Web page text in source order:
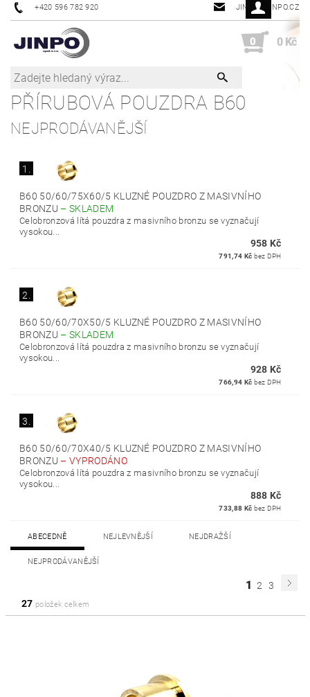
+420 596 782 920 JINPO@JINPO.CZ
0 0 Kč
PŘÍRUBOVÁ POUZDRA B60
NEJPRODÁVANĚJŠÍ
1.
B60 50/60/75X60/5 KLUZNÉ POUZDRO Z MASIVNÍHO
BRONZU –SKLADEM
Celobronzová lítá pouzdra z masivního bronzu se vyznačují
vysokou...
958 Kč
791,74 Kč bez DPH
2.
B60 50/60/70X50/5 KLUZNÉ POUZDRO Z MASIVNÍHO
BRONZU –SKLADEM
Celobronzová lítá pouzdra z masivního bronzu se vyznačují
vysokou...
928 Kč
766,94 Kč bez DPH
3.
B60 50/60/70X40/5 KLUZNÉ POUZDRO Z MASIVNÍHO
BRONZU –VYPRODÁNO
Celobronzová lítá pouzdra z masivního bronzu se vyznačují
vysokou...
888 Kč
733,88 Kč bez DPH
ABECEDNĚ NEJLEVNĚJŠÍ NEJDRAŽŠÍ
NEJPRODÁVANĚJŠÍ
1 2
3
27 položek celkem